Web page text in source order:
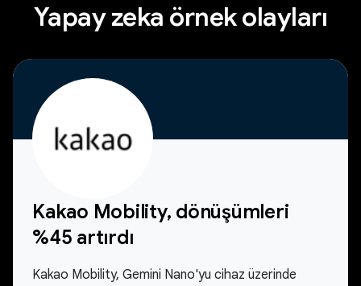
Yapay zeka örnek olayları
Kakao Mobility, dönüşümleri
%45 artırdı
Kakao Mobility, Gemini Nano'yu cihaz üzerinde